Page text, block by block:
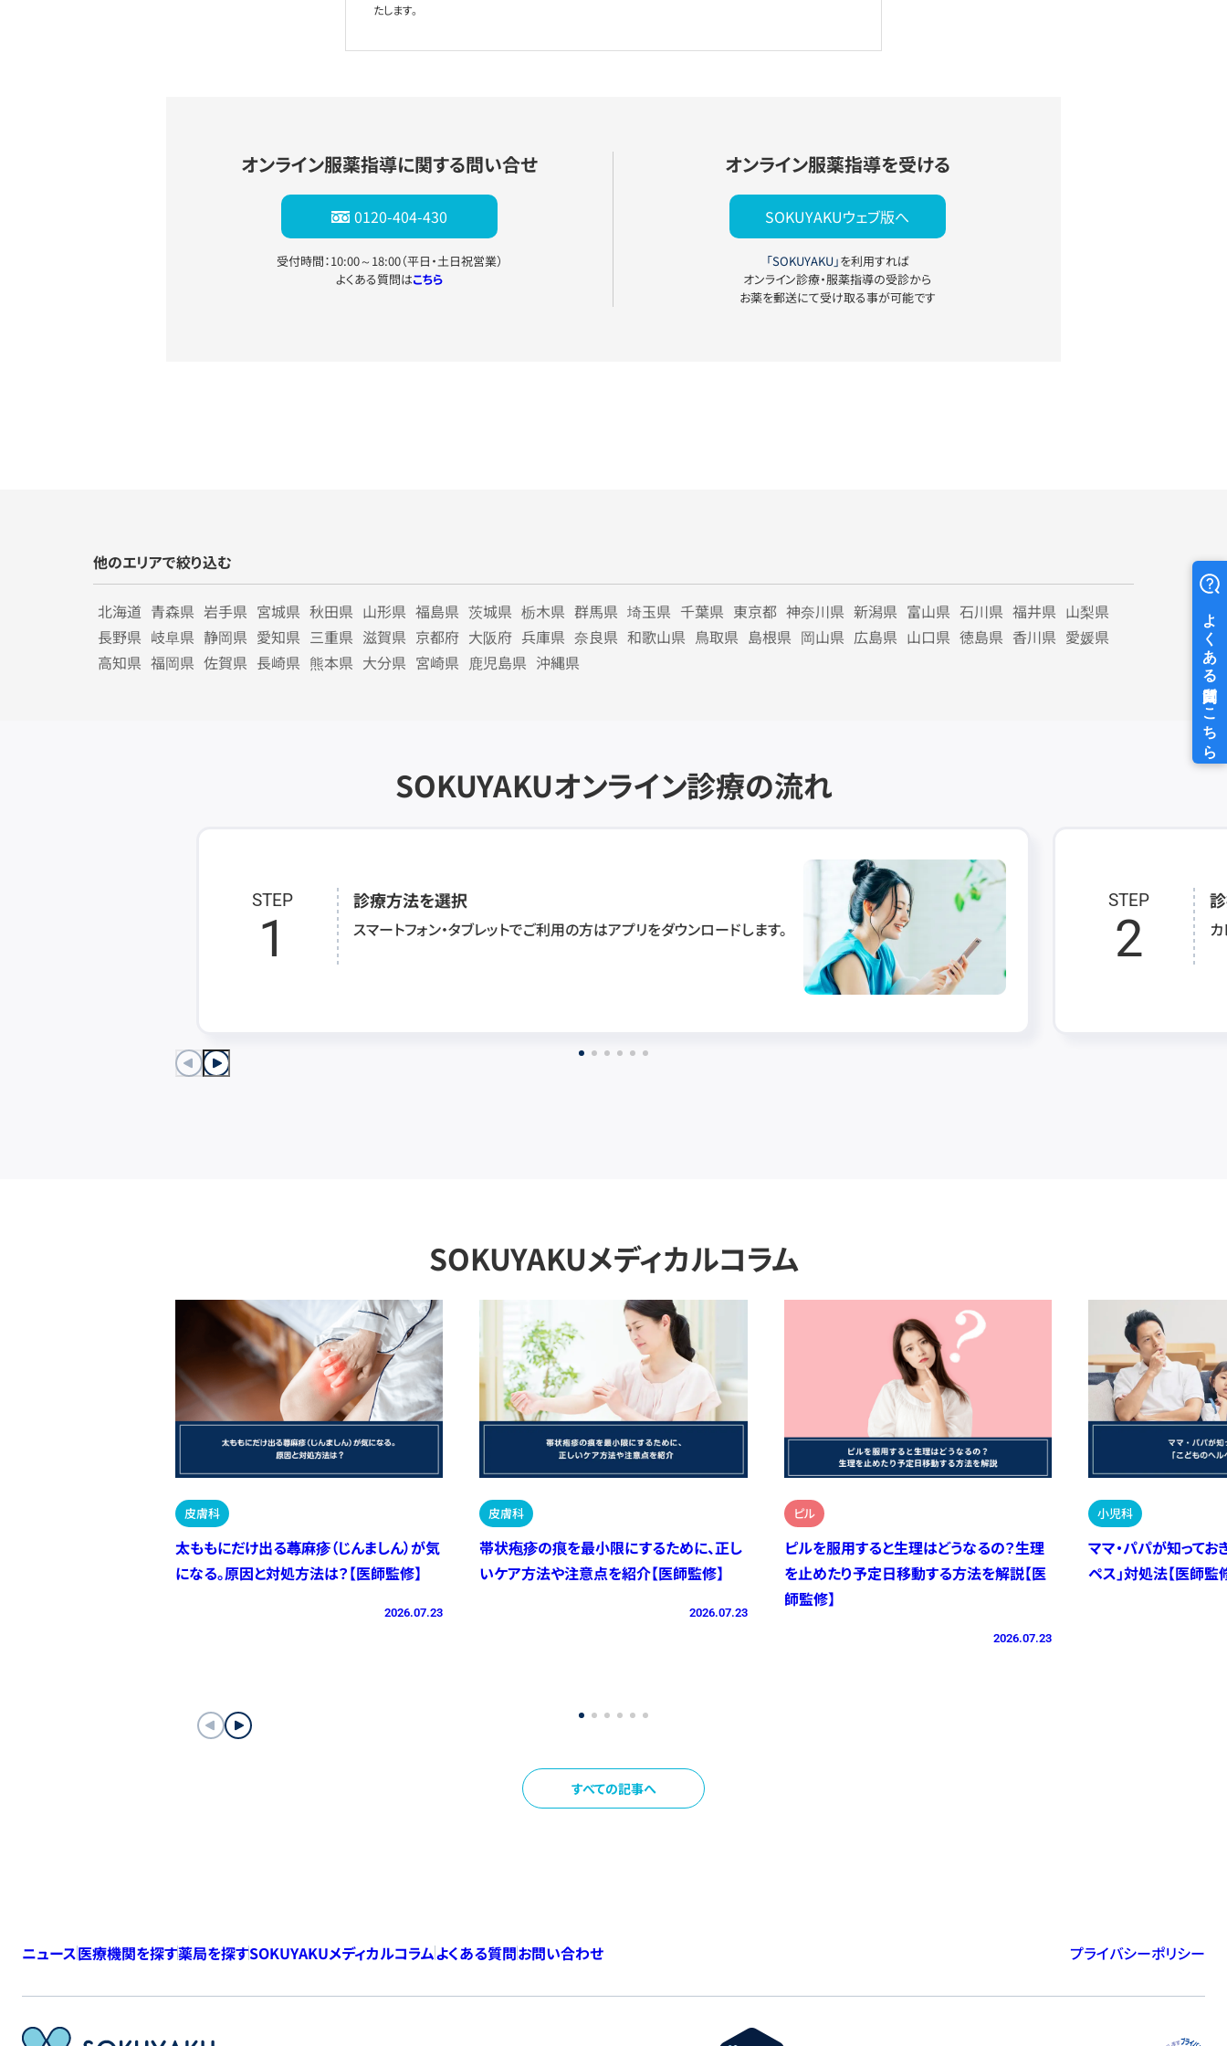
たします。
オンライン服薬指導に関する問い合せ
0120-404-430
受付時間：10:00～18:00（平日・土日祝営業）
よくある質問はこちら
オンライン服薬指導を受ける
SOKUYAKUウェブ版へ
「SOKUYAKU」を利用すれば
オンライン診療・服薬指導の受診から
お薬を郵送にて受け取る事が可能です
他のエリアで絞り込む
北海道 青森県 岩手県 宮城県 秋田県 山形県 福島県 茨城県 栃木県 群馬県 埼玉県 千葉県 東京都 神奈川県 新潟県 富山県 石川県 福井県 山梨県
長野県 岐阜県 静岡県 愛知県 三重県 滋賀県 京都府 大阪府 兵庫県 奈良県 和歌山県 鳥取県 島根県 岡山県 広島県 山口県 徳島県 香川県 愛媛県
高知県 福岡県 佐賀県 長崎県 熊本県 大分県 宮崎県 鹿児島県 沖縄県
SOKUYAKUオンライン診療の流れ
STEP
1
診療方法を選択
スマートフォン・タブレットでご利用の方はアプリをダウンロードします。
STEP
2
SOKUYAKUメディカルコラム
皮膚科
太ももにだけ出る蕁麻疹（じんましん）が気
になる。原因と対処方法は？【医師監修】
2026.07.23
皮膚科
帯状疱疹の痕を最小限にするために、正し
いケア方法や注意点を紹介【医師監修】
2026.07.23
ピル
ピルを服用すると生理はどうなるの？生理
を止めたり予定日移動する方法を解説【医
師監修】
2026.07.23
小児科
ママ・パパが知ってお
ペス」対処法【医師監
すべての記事へ
ニュース医療機関を探す薬局を探すSOKUYAKUメディカルコラムよくある質問お問い合わせ プライバシーポリシー